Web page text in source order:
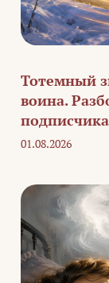
Тотемный
воина.
01.08.2026